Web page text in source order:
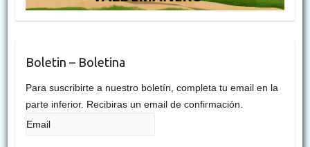
Boletin – Boletina
Para suscribirte a nuestro boletín, completa tu email en la
parte inferior. Recibiras un email de confirmación.